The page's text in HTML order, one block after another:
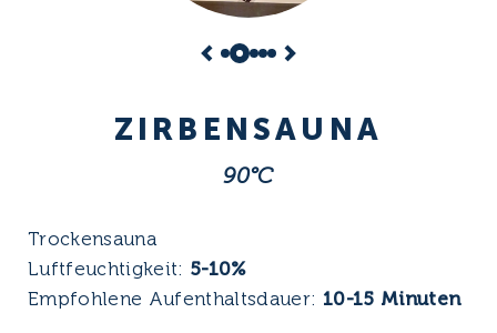
ZIRBENSAUNA
90°C
Trockensauna
Luftfeuchtigkeit: 5-10%
Empfohlene Aufenthaltsdauer: 10-15 Minuten